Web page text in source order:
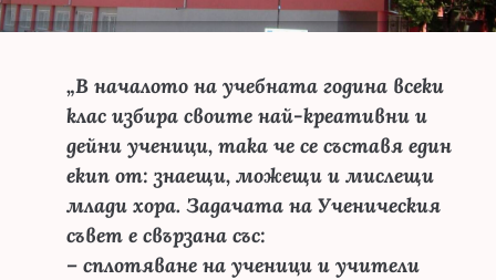
„В началото на учебната година всеки
клас избира своите най-креативни и
дейни ученици, така че се съставя един
екип от: знаещи, можещи и мислещи
млади хора. Задачата на Ученическия
съвет е свързана със:
– сплотяване на ученици и учители